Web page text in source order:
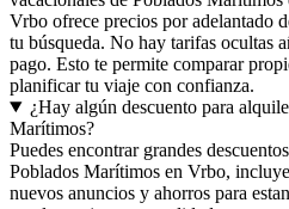
Vrbo ofrece precios por adelantado
tu búsqueda. No hay tarifas ocultas
pago. Esto te permite comparar
planificar tu viaje con confianza.
¿Hay algún descuento para
Marítimos?
Puedes encontrar grandes
Poblados Marítimos en Vrbo,
nuevos anuncios y ahorros para